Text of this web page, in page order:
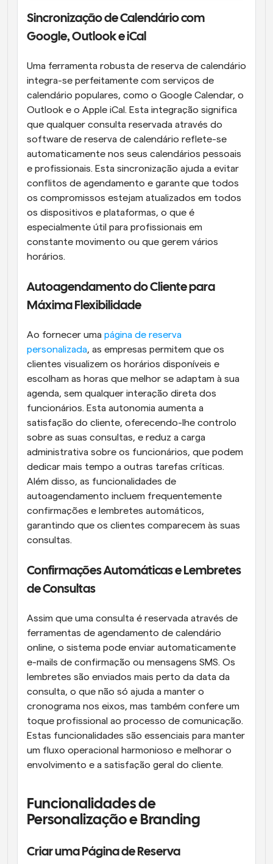
Sincronização de Calendário com
Google, Outlook e iCal
Uma ferramenta robusta de reserva de calendário
integra-se perfeitamente com serviços de
calendário populares, como o Google Calendar, o
Outlook e o Apple iCal. Esta integração significa
que qualquer consulta reservada através do
software de reserva de calendário reflete-se
automaticamente nos seus calendários pessoais
e profissionais. Esta sincronização ajuda a evitar
conflitos de agendamento e garante que todos
os compromissos estejam atualizados em todos
os dispositivos e plataformas, o que é
especialmente útil para profissionais em
constante movimento ou que gerem vários
horários.
Autoagendamento do Cliente para
Máxima Flexibilidade
Ao fornecer uma página de reserva
personalizada, as empresas permitem que os
clientes visualizem os horários disponíveis e
escolham as horas que melhor se adaptam à sua
agenda, sem qualquer interação direta dos
funcionários. Esta autonomia aumenta a
satisfação do cliente, oferecendo-lhe controlo
sobre as suas consultas, e reduz a carga
administrativa sobre os funcionários, que podem
dedicar mais tempo a outras tarefas críticas.
Além disso, as funcionalidades de
autoagendamento incluem frequentemente
confirmações e lembretes automáticos,
garantindo que os clientes comparecem às suas
consultas.
Confirmações Automáticas e Lembretes
de Consultas
Assim que uma consulta é reservada através de
ferramentas de agendamento de calendário
online, o sistema pode enviar automaticamente
e-mails de confirmação ou mensagens SMS. Os
lembretes são enviados mais perto da data da
consulta, o que não só ajuda a manter o
cronograma nos eixos, mas também confere um
toque profissional ao processo de comunicação.
Estas funcionalidades são essenciais para manter
um fluxo operacional harmonioso e melhorar o
envolvimento e a satisfação geral do cliente.
Funcionalidades de
Personalização e Branding
Criar uma Página de Reserva